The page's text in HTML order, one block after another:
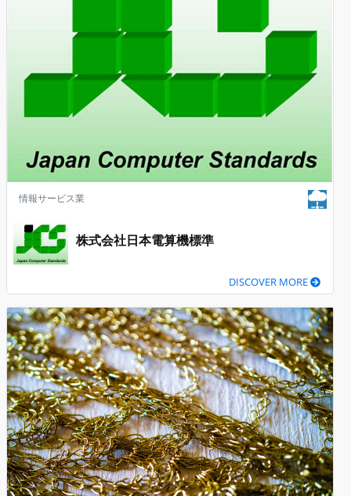
情報サービス業
株式会社日本電算機標準
DISCOVER MORE